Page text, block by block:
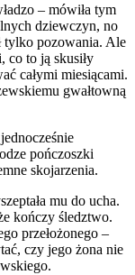
– mówiła tym
dziewczyn, no
tylko pozowania. Ale
co to ją skusiły
całymi miesiącami.
gwałtowną
pończoszki
skojarzenia.
mu do ucha.
kończy śledztwo.
przełożonego –
czy jego żona nie